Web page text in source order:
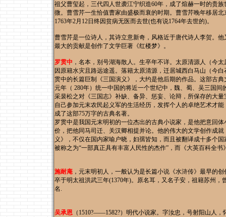
祖父曹玺起，三代四人世袭江宁织造60年，成了煊赫一时的贵
微。曹雪芹一生恰值曹家由盛极而衰的时期。曹雪芹晚年移居
1763年2月12日终因贫病无医而去世(也有说1764年去世的)。
曹雪芹是一位诗人，其诗立意新奇，风格近于唐代诗人李贺。
最大的贡献是创作了文学巨著《红楼梦》。
罗贯中 ，名本，别号湖海散人。生卒年不详。太原清源人（今
因原籍水灾且路远途遥。落籍太原清源，迁居城西白马山（今
贯中的长篇巨制《三国演义》，大约是他后期的作品。这部古
元年（ 280年）统一中国的将近一个世纪中，魏、蜀、吴三国
采裴松之对《三国志》补缺、备异、惩妄、论辩，所保存的大
自己参加元末农民起义军的生活经历，发挥个人的卓绝艺术才
成了这部75万字的古典名著。
罗贯中是我国元末明初的一位杰出的古典小说家，是他把意回
价，把他同马司迁、关汉卿相提并论。他的伟大的文学创作成
义》，不仅在国内家喻户晓，妇孺皆知，而且被翻译成十多个
被称之为“一部真正具有丰富人民性的杰作”，而《大英百科全
施耐庵 ，元末明初人，一般认为是长篇小说《水浒传》最早的
卒于明太祖洪武三年(1370年)。原名耳，又名子安，祖籍苏州
名.
吴承恩 （1510?——1582?）明代小说家。字汝忠，号射阳山人